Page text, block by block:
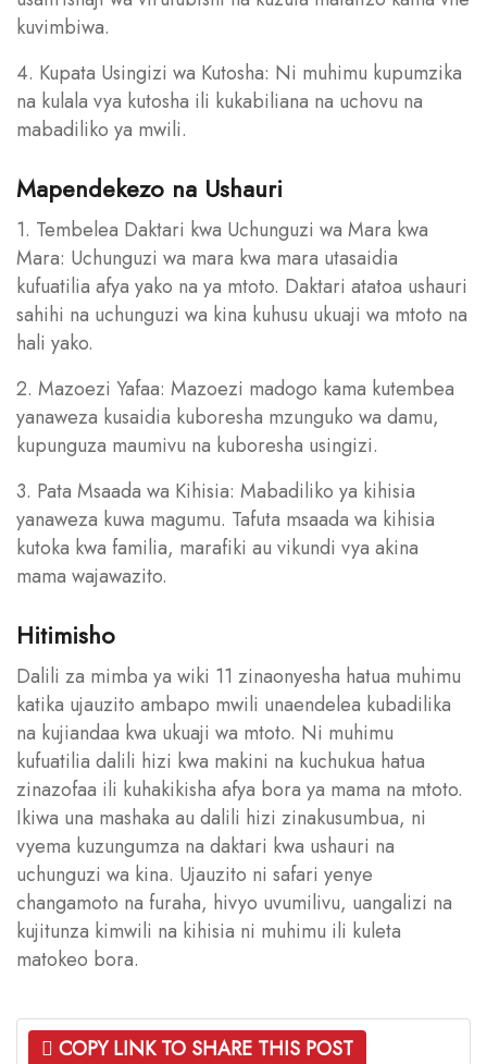
kuvimbiwa.
4. Kupata Usingizi wa Kutosha: Ni muhimu kupumzika
na kulala vya kutosha ili kukabiliana na uchovu na
mabadiliko ya mwili.
Mapendekezo na Ushauri
1. Tembelea Daktari kwa Uchunguzi wa Mara kwa
Mara: Uchunguzi wa mara kwa mara utasaidia
kufuatilia afya yako na ya mtoto. Daktari atatoa ushauri
sahihi na uchunguzi wa kina kuhusu ukuaji wa mtoto na
hali yako.
2. Mazoezi Yafaa: Mazoezi madogo kama kutembea
yanaweza kusaidia kuboresha mzunguko wa damu,
kupunguza maumivu na kuboresha usingizi.
3. Pata Msaada wa Kihisia: Mabadiliko ya kihisia
yanaweza kuwa magumu. Tafuta msaada wa kihisia
kutoka kwa familia, marafiki au vikundi vya akina
mama wajawazito.
Hitimisho
Dalili za mimba ya wiki 11 zinaonyesha hatua muhimu
katika ujauzito ambapo mwili unaendelea kubadilika
na kujiandaa kwa ukuaji wa mtoto. Ni muhimu
kufuatilia dalili hizi kwa makini na kuchukua hatua
zinazofaa ili kuhakikisha afya bora ya mama na mtoto.
Ikiwa una mashaka au dalili hizi zinakusumbua, ni
vyema kuzungumza na daktari kwa ushauri na
uchunguzi wa kina. Ujauzito ni safari yenye
changamoto na furaha, hivyo uvumilivu, uangalizi na
kujitunza kimwili na kihisia ni muhimu ili kuleta
matokeo bora.
COPY LINK TO SHARE THIS POST